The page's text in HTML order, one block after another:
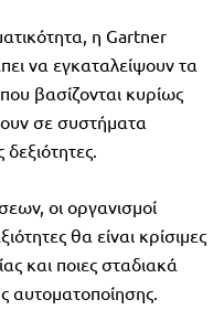
η Gartner
να εγκαταλείψουν τα
βασίζονται κυρίως
σε συστήματα
οι οργανισμοί
θα είναι κρίσιμες
και ποιες σταδιακά
αυτοματοποίησης.